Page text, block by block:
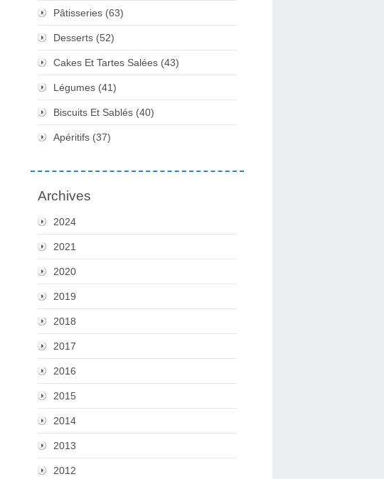
Pâtisseries (63)
Desserts (52)
Cakes Et Tartes Salées (43)
Légumes (41)
Biscuits Et Sablés (40)
Apéritifs (37)
Archives
2024
2021
2020
2019
2018
2017
2016
2015
2014
2013
2012